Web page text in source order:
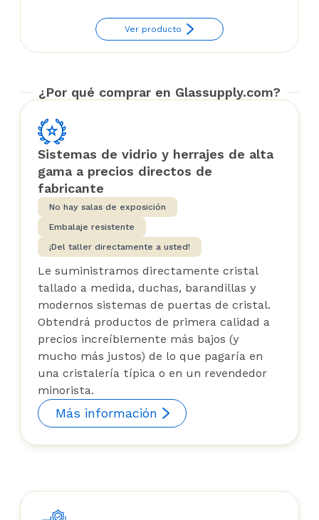
Ver producto
¿Por qué comprar en Glassupply.com?
Sistemas de vidrio y herrajes de alta
gama a precios directos de
fabricante
No hay salas de exposición
Embalaje resistente
¡Del taller directamente a usted!
Le suministramos directamente cristal
tallado a medida, duchas, barandillas y
modernos sistemas de puertas de cristal.
Obtendrá productos de primera calidad a
precios increíblemente más bajos (y
mucho más justos) de lo que pagaría en
una cristalería típica o en un revendedor
minorista.
Más información